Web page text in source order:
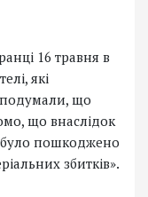
16 травня в
які
подумали, що
що внаслідок
пошкоджено
збитків».